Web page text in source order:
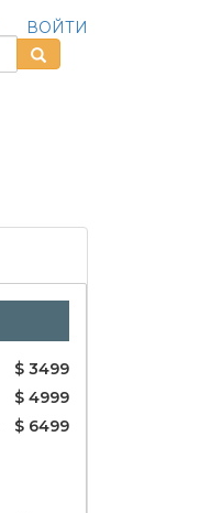
ВОЙТИ
$ 3499
$ 4999
$ 6499